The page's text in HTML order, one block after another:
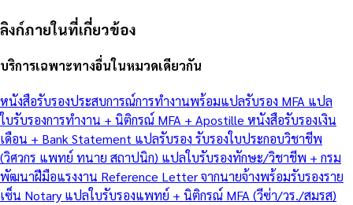
ลิงก์ภายในที่เกี่ยวข้อง
บริการเฉพาะทางอื่นในหมวดเดียวกัน
หนังสือรับรองประสบการณ์การทำงานพร้อมแปลรับรอง MFA แปล
ใบรับรองการทำงาน + นิติกรณ์ MFA + Apostille หนังสือรับรองเงิน
เดือน + Bank Statement แปลรับรอง รับรองใบประกอบวิชาชีพ
(วิศวกร แพทย์ ทนาย สถาปนิก) แปลใบรับรองทักษะ/วิชาชีพ + กรม
พัฒนาฝีมือแรงงาน Reference Letter จากนายจ้างพร้อมรับรองราย
เซ็น Notary แปลใบรับรองแพทย์ + นิติกรณ์ MFA (วีซ่า/วร./สมรส)